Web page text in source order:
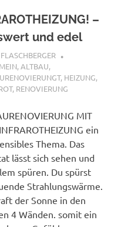
–
und edel
2022
,ALTBAU,
, HEIZUNG,
, RENOVIERUNG
MIT
ein
Thema. Das
lässt sich sehen und
spüren. Du spürst
Strahlungswärme.
der Sonne in den
4 Wänden. somit ein